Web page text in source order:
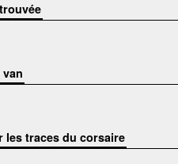
les traces du corsaire